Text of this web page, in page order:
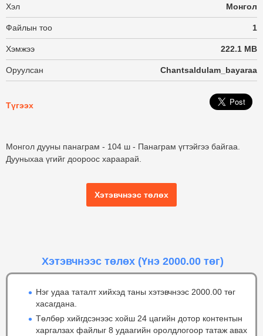
Хэл Монгол
Файлын тоо 1
Хэмжээ 222.1 MB
Оруулсан Chantsaldulam_bayaraa
Түгээх
Монгол дууны панаграм - 104 ш - Панаграм үгтэйгээ байгаа.
Дууныхаа үгийг доороос хараарай.
Хэтэвчнээс төлөх
Хэтэвчнээс төлөх (Үнэ 2000.00 төг)
Нэг удаа таталт хийхэд таны хэтэвчнээс 2000.00 төг
хасагдана.
Төлбөр хийгдсэнээс хойш 24 цагийн дотор контентын
харгалзах файлыг 8 удаагийн оролдлогоор татаж авах